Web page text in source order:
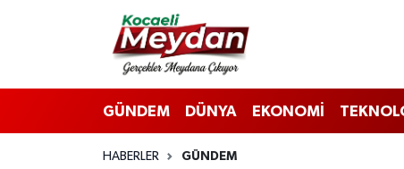
GÜNDEM DÜNYA EKONOMİ
HABERLER GÜNDEM
Nöbetçi Eczaneler
Hava Durumu
Trafik Durumu